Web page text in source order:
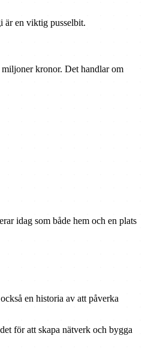
är en viktig pusselbit.
kronor. Det handlar om
idag som både hem och en plats
en historia av att påverka
för att skapa nätverk och bygga